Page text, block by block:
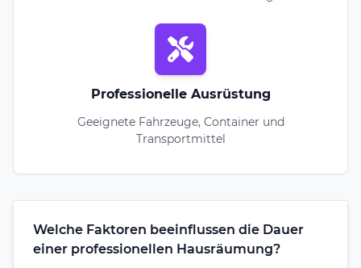
Professionelle Ausrüstung
Geeignete Fahrzeuge, Container und
Transportmittel
Welche Faktoren beeinflussen die Dauer
einer professionellen Hausräumung?